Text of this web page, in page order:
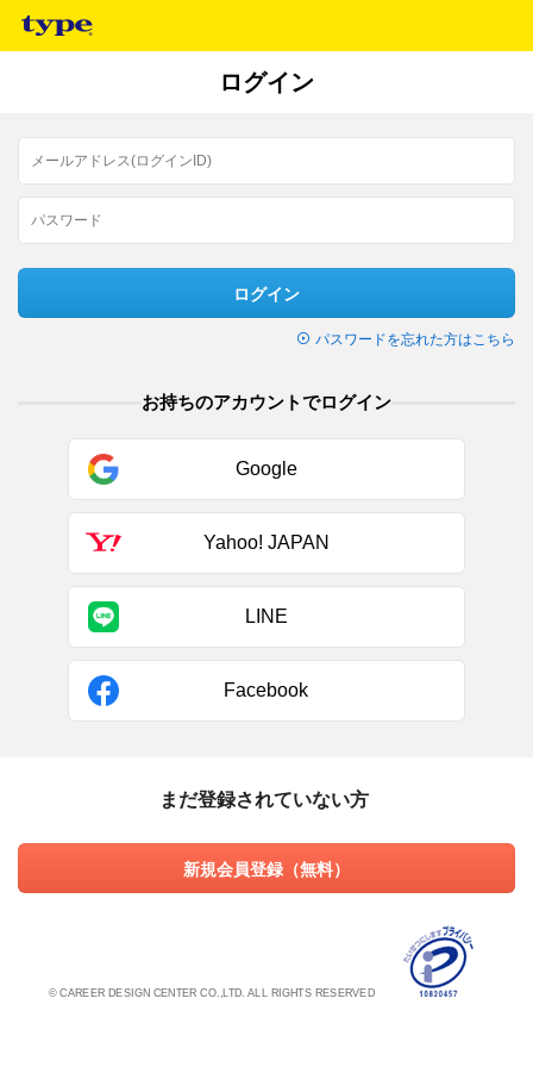
ログイン
ログイン
パスワードを忘れた方はこちら
お持ちのアカウントでログイン
Google
Yahoo! JAPAN
LINE
Facebook
まだ登録されていない方
新規会員登録（無料）
© CAREER DESIGN CENTER CO.,LTD. ALL RIGHTS RESERVED